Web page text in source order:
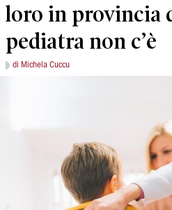
loro in provincia
pediatra non c’è
di Michela Cuccu